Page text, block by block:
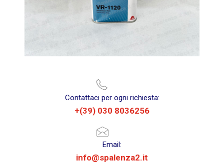
Contattaci per ogni richiesta:
+(39) 030 8036256
Email:
info@spalenza2.it